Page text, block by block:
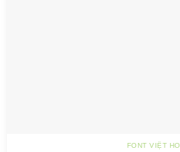
FONT VIỆT